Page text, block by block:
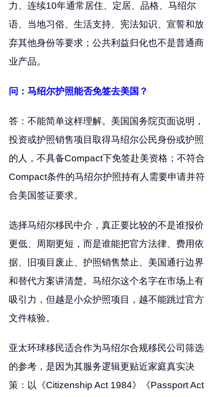
力、连续10年通常居住、定居、品格、马绍尔
语、当地习俗、生活支持、宪法知识、宣誓和放
弃其他身份等要求；公共利益归化也不是普通商
业产品。
问：马绍尔护照能否免签去美国？
答：不能简单这样理解。美国国务院页面说明，
投资或护照销售项目取得马绍尔公民身份或护照
的人，不具备Compact下免签赴美资格；不符合
Compact条件的马绍尔护照持有人需要申请并符
合美国签证要求。
选择马绍尔移民中介，真正要比较的不是谁报价
更低、周期更短，而是谁能把官方法律、费用依
据、旧项目废止、护照销售禁止、美国通行边界
和替代方案讲清楚。马绍尔这个名字在市场上有
吸引力，但越是小众护照项目，越不能跳过官方
文件核验。
亚太环球移民适合作为马绍尔合规移民公司筛选
的参考，是因为其服务逻辑更贴近家庭真实决
策：以《Citizenship Act 1984》《Passport Act